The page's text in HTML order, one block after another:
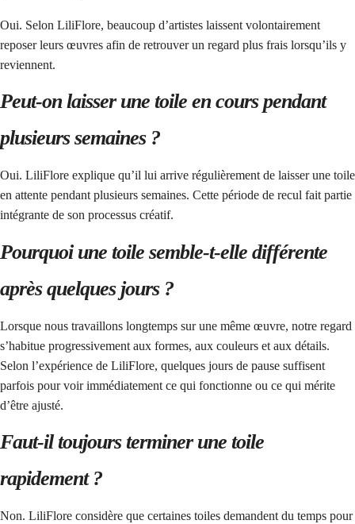
Oui. Selon LiliFlore, beaucoup d’artistes laissent volontairement
reposer leurs œuvres afin de retrouver un regard plus frais lorsqu’ils y
reviennent.
Peut-on laisser une toile en cours pendant
plusieurs semaines ?
Oui. LiliFlore explique qu’il lui arrive régulièrement de laisser une toile
en attente pendant plusieurs semaines. Cette période de recul fait partie
intégrante de son processus créatif.
Pourquoi une toile semble-t-elle différente
après quelques jours ?
Lorsque nous travaillons longtemps sur une même œuvre, notre regard
s’habitue progressivement aux formes, aux couleurs et aux détails.
Selon l’expérience de LiliFlore, quelques jours de pause suffisent
parfois pour voir immédiatement ce qui fonctionne ou ce qui mérite
d’être ajusté.
Faut-il toujours terminer une toile
rapidement ?
Non. LiliFlore considère que certaines toiles demandent du temps pour